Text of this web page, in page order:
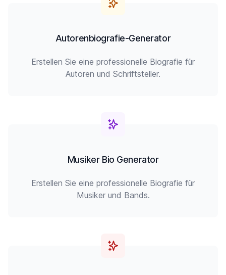
Autorenbiografie-Generator
Erstellen Sie eine professionelle Biografie für
Autoren und Schriftsteller.
Musiker Bio Generator
Erstellen Sie eine professionelle Biografie für
Musiker und Bands.